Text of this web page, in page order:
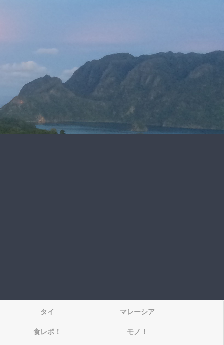
タイ マレーシア
食レポ！ モノ！